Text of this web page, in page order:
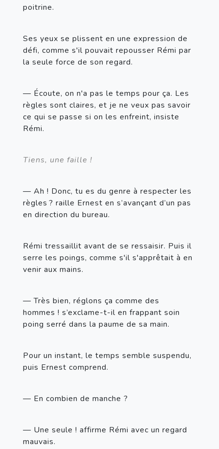
poitrine.
Ses yeux se plissent en une expression de
défi, comme s'il pouvait repousser Rémi par
la seule force de son regard.
— Écoute, on n'a pas le temps pour ça. Les
règles sont claires, et je ne veux pas savoir
ce qui se passe si on les enfreint, insiste
Rémi.
Tiens, une faille !
— Ah ! Donc, tu es du genre à respecter les
règles ? raille Ernest en s’avançant d’un pas
en direction du bureau.
Rémi tressaillit avant de se ressaisir. Puis il
serre les poings, comme s'il s'apprêtait à en
venir aux mains.
— Très bien, réglons ça comme des
hommes ! s’exclame-t-il en frappant soin
poing serré dans la paume de sa main.
Pour un instant, le temps semble suspendu,
puis Ernest comprend.
— En combien de manche ?
— Une seule ! affirme Rémi avec un regard
mauvais.